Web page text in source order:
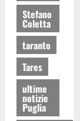
Stefano
Coletta
taranto
Tares
ultime
notizie
Puglia